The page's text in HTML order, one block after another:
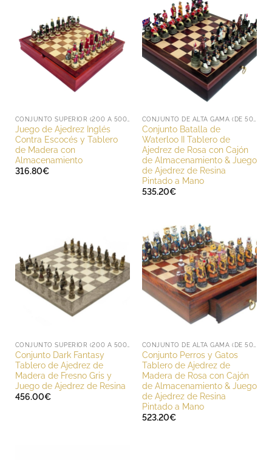
Juego de Ajedrez Inglés
Contra Escocés y Tablero
de Madera con
Almacenamiento
316.80€
Conjunto Batalla de
Waterloo II Tablero de
Ajedrez de Rosa con Cajón
de Almacenamiento & Juego
de Ajedrez de Resina
Pintado a Mano
535.20€
Conjunto Dark Fantasy
Tablero de Ajedrez de
Madera de Fresno Gris y
Juego de Ajedrez de Resina
456.00€
Conjunto Perros y Gatos
Tablero de Ajedrez de
Madera de Rosa con Cajón
de Almacenamiento & Juego
de Ajedrez de Resina
Pintado a Mano
523.20€